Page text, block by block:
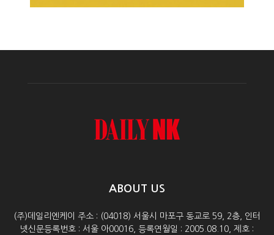
ABOUT US
(주)데일리엔케이 주소 : (04018) 서울시 마포구 동교로 59, 2층, 인터
넷신문등록번호 : 서울 아00016, 등록연월일 : 2005.08.10, 제호 :